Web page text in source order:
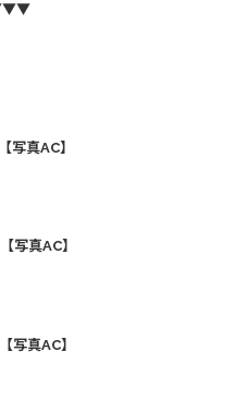
写真AC】
写真AC】
写真AC】